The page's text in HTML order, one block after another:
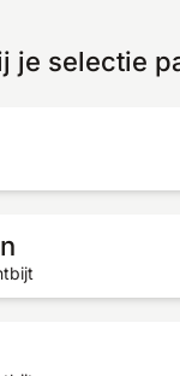
je selectie